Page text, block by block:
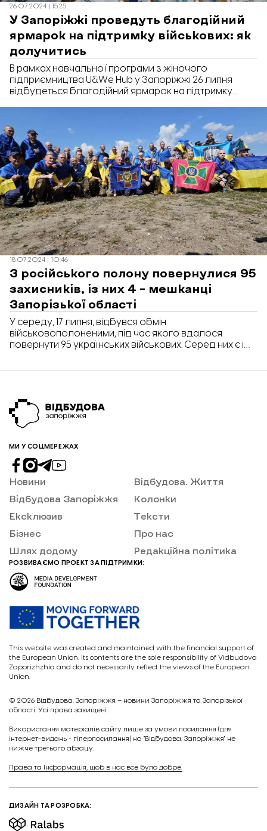
26.07.2024 | 15:25
У Запоріжжі проведуть благодійний
ярмарок на підтримку військових: як
долучитись
В рамках навчальної програми з жіночого
підприємництва U&We Hub у Запоріжжі 26 липня
відбудеться благодійний ярмарок на підтримку
18.07.2024 | 10:46
З російського полону повернулися 95
захисників, із них 4 – мешканці
Запорізької області
У середу, 17 липня, відбувся обмін
військовополоненими, під час якого вдалося
повернути 95 українських військових. Серед них є і
МИ У СОЦМЕРЕЖАХ
Новини
Відбудова Запоріжжя
Ексклюзив
Бізнес
Шлях додому
Відбудова. Життя
Колонки
Тексти
Про нас
Редакційна політика
РОЗВИВАЄМО ПРОЕКТ ЗА ПІДТРИМКИ:
This website was created and maintained with the financial support of
the European Union. Its contents are the sole responsibility of Vidbudova
Zaporizhzhia and do not necessarily reflect the views of the European
Union.
© 2026 Відбудова. Запоріжжя – новини Запоріжжя та Запорізької
області. Усі права захищені.
Викориcтання матеріалів сайту лише за умови посилання (для
інтернет-видань - гіперпосилання) на "Відбудова. Запоріжжя" не
нижче третього абзацу.
Права та Інформація, щоб в нас все було добре.
ДИЗАЙН ТА РОЗРОБКА: